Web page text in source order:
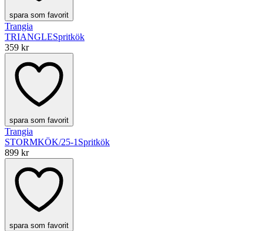
spara som favorit
Trangia
TRIANGLESpritkök
359 kr
spara som favorit
Trangia
STORMKÖK/25-1 Spritkök
899 kr
spara som favorit